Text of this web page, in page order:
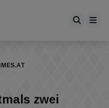
zwei